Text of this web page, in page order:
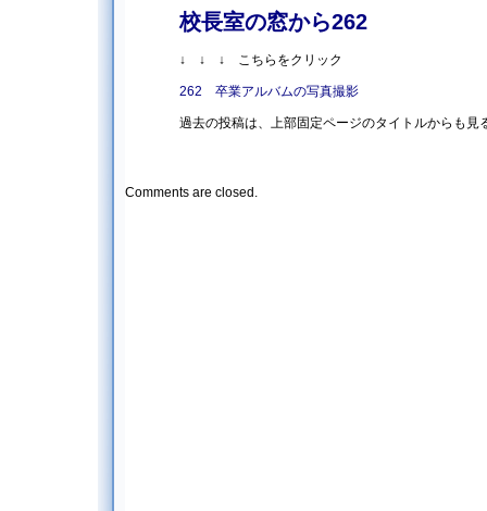
校長室の窓から262
↓ ↓ ↓ こちらをクリック
262 卒業アルバムの写真撮影
過去の投稿は、上部固定ページのタイトルからも見
Comments are closed.